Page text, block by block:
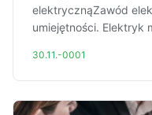
elektrycznąZawód
umiejętności. Elektryk
30.11.-0001